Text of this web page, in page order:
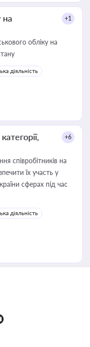
на
+1
обліку на
діяльність
+6
співробітників на
їх участь у
сферах під час
діяльність